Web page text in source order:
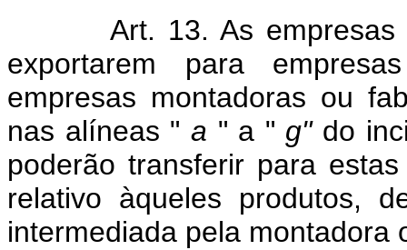
Art. 13. As empresas
exportarem para
empresas montadoras ou
nas alíneas " a " a " g"do
poderão transferir para
relativo àqueles produtos,
intermediada pela montadora